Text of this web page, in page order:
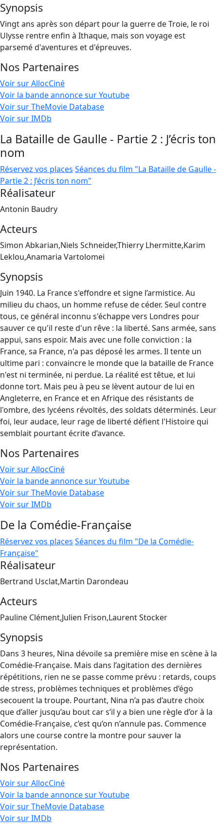
Synopsis
Vingt ans après son départ pour la guerre de Troie, le roi
Ulysse rentre enfin à Ithaque, mais son voyage est
parsemé d'aventures et d'épreuves.
Nos Partenaires
Voir sur AllocCiné
Voir la bande annonce sur Youtube
Voir sur TheMovie Database
Voir sur IMDb
La Bataille de Gaulle - Partie 2 : J’écris ton
nom
Réservez vos places Séances du film "La Bataille de Gaulle -
Partie 2 : J’écris ton nom"
Réalisateur
Antonin Baudry
Acteurs
Simon Abkarian,Niels Schneider,Thierry Lhermitte,Karim
Leklou,Anamaria Vartolomei
Synopsis
Juin 1940. La France s'effondre et signe l’armistice. Au
milieu du chaos, un homme refuse de céder. Seul contre
tous, ce général inconnu s'échappe vers Londres pour
sauver ce qu'il reste d'un rêve : la liberté. Sans armée, sans
appui, sans espoir. Mais avec une folle conviction : la
France, sa France, n'a pas déposé les armes. Il tente un
ultime pari : convaincre le monde que la bataille de France
n'est ni terminée, ni perdue. La réalité est têtue, et lui
donne tort. Mais peu à peu se lèvent autour de lui en
Angleterre, en France et en Afrique des résistants de
l'ombre, des lycéens révoltés, des soldats déterminés. Leur
foi, leur audace, leur rage de liberté défient l'Histoire qui
semblait pourtant écrite d’avance.
Nos Partenaires
Voir sur AllocCiné
Voir la bande annonce sur Youtube
Voir sur TheMovie Database
Voir sur IMDb
De la Comédie-Française
Réservez vos places Séances du film "De la Comédie-
Française"
Réalisateur
Bertrand Usclat,Martin Darondeau
Acteurs
Pauline Clément,Julien Frison,Laurent Stocker
Synopsis
Dans 3 heures, Nina dévoile sa première mise en scène à la
Comédie-Française. Mais dans l’agitation des dernières
répétitions, rien ne se passe comme prévu : retards, coups
de stress, problèmes techniques et problèmes d’égo
secouent la troupe. Pourtant, Nina n’a pas d’autre choix
que d’aller jusqu’au bout car s’il y a bien une règle d’or à la
Comédie-Française, c’est qu’on n’annule pas. Commence
alors une course contre la montre pour sauver la
représentation.
Nos Partenaires
Voir sur AllocCiné
Voir la bande annonce sur Youtube
Voir sur TheMovie Database
Voir sur IMDb